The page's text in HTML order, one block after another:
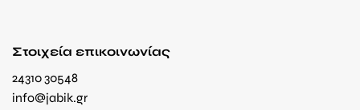
Στοιχεία επικοινωνίας
24310 30548
info@jabik.gr